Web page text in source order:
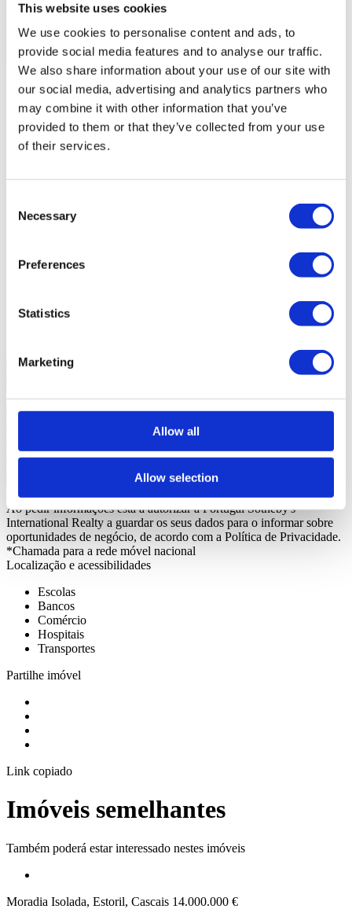
This website uses cookies
We use cookies to personalise content and ads, to
provide social media features and to analyse our traffic.
We also share information about your use of our site with
our social media, advertising and analytics partners who
may combine it with other information that you’ve
provided to them or that they’ve collected from your use
of their services.
Selection
Necessary
Preferences
Statistics
Marketing
Allow all
Allow selection
Características gerais
Informação geral Características Certificação
Referência 102180243
Finalidade Venda
Preço de Venda
Região Estoril, Cascais, Sintra
Concelho Cascais
Zona Estoril
Área Bruta Privativa
Área Terreno
Domótica Piscina (Exterior);
Isenção ao abrigo do artigo 4º do DL nº118/2013.
Solicitar mais Informações
Ao pedir informações está a autorizar a Portugal Sotheby's
International Realty a guardar os seus dados para o informar sobre
oportunidades de negócio, de acordo com a Política de Privacidade.
*Chamada para a rede móvel nacional
Localização e acessibilidades
Escolas
Bancos
Comércio
Hospitais
Transportes
Partilhe imóvel
Link copiado
Imóveis semelhantes
Também poderá estar interessado nestes imóveis
Moradia Isolada, Estoril, Cascais 14.000.000 €